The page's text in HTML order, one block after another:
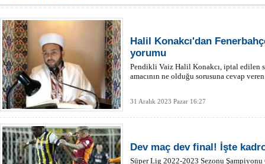
Halil Konakcı'dan
yorumu
Pendikli Vaiz Halil Konakcı, iptal edilen
amacının ne olduğu sorusuna cevap
31 Aralık 2023 Pazar 16:27
Dev maç dev final! İşte
Süper Lig 2022-2023 Sezonu